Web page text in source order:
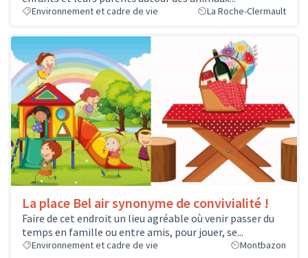
Environnement et cadre de vie La Roche-Clermault
La place Bel air synonyme de convivialité !
Faire de cet endroit un lieu agréable où venir passer du
temps en famille ou entre amis, pour jouer, se...
Environnement et cadre de vie Montbazon